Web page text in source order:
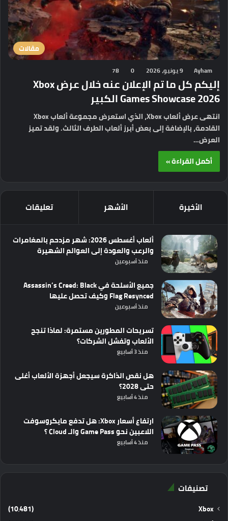
مقالات
Ayham 9 يونيو، 2026 0
78
إليكم كل ما تم الإعلان عنه خلال عرض Xbox
Games Showcase 2026 الكبير
انتهى عرض ألعاب Xbox، الذي استعرض مجموعة ألعاب Xbox
القادمة، بالإضافة إلى بعض أبرز ألعاب الطرف الثالث. ولقد تميز
العرض…
أكمل القراءة »
الأخيرة الأشهر تعليقات
ألعاب أغسطس 2026: شهر مزدحم بالمغامرات
والرعب والعودة إلى العوالم الشهيرة
منذ أسبوعين
جميع الأسلحة في Assassin’s Creed: Black
Flag Resynced وكيف تحصل عليها
منذ أسبوعين
تسريحات المطورين مستمرة: لماذا تنجح
الألعاب وتفشل الشركات؟
منذ 3 أسابيع
هل نقص الذاكرة سيجعل أجهزة الألعاب أغلى
حتى 2028؟
منذ 4 أسابيع
ارتفاع أسعار Xbox: هل تدفع مايكروسوفت
اللاعبين نحو Game Pass والـ Cloud ؟
منذ 4 أسابيع
تصنيفات
Xbox
(10٬481)